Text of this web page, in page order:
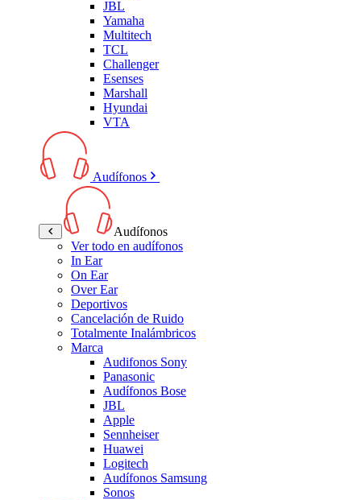
JBL
Yamaha
Multitech
TCL
Challenger
Esenses
Marshall
Hyundai
VTA
Audífonos
Audífonos
Ver todo en audífonos
In Ear
On Ear
Over Ear
Deportivos
Cancelación de Ruido
Totalmente Inalámbricos
Marca
Audifonos Sony
Panasonic
Audífonos Bose
JBL
Apple
Sennheiser
Huawei
Logitech
Audífonos Samsung
Sonos